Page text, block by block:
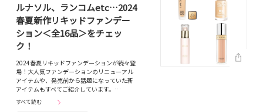
ルナソル、ランコムetc…2024
春夏新作リキッドファンデー
ション＜全16品＞をチェッ
ク！
2024春夏リキッドファンデーションが続々登
場！大人気ファンデーションのリニューアル
アイテムや、発売前から話題になっていた新
アイテムもすべてご紹介しています。…
すべて読む